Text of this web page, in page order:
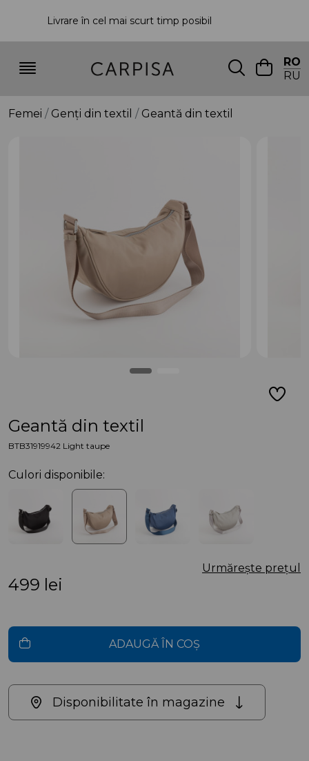
Livrare în cel mai scurt timp posibil
RO
RU
Femei Genți din textil Geantă din textil
Geantă din textil
BTB31919942 Light taupe
Culori disponibile:
Urmărește prețul
499 lei
ADAUGĂ ÎN COȘ
Disponibilitate în magazine